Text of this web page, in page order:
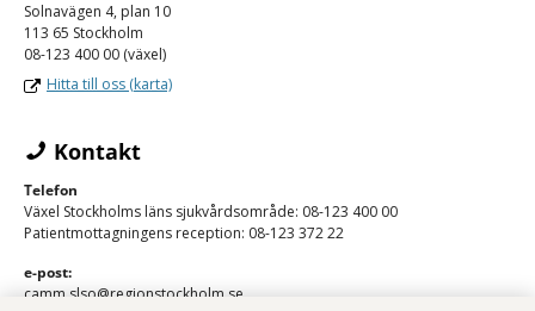
Solnavägen 4, plan 10
113 65 Stockholm
08-123 400 00 (växel)
Hitta till oss (karta)
Kontakt
Telefon
Växel Stockholms läns sjukvårdsområde: 08-123 400 00
Patientmottagningens reception: 08-123 372 22
e-post:
camm.slso@regionstockholm.se